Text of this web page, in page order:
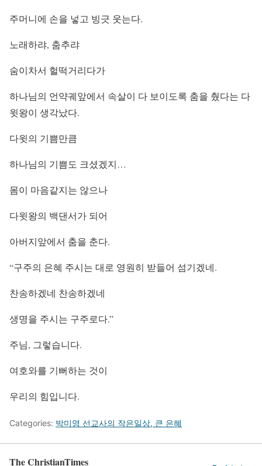
주머니에 손을 넣고 빙긋 웃는다.
노래하랴, 춤추랴
숨이차서 헐떡거리다가
하나님의 언약궤앞에서 속살이 다 보이도록 춤을 췄다는 다
윗왕이 생각났다.
다윗의 기쁨만큼
하나님의 기쁨도 크셨겠지…
몸이 마음같지는 않으나
다윗왕의 백댄서가 되어
아버지앞에서 춤을 춘다.
“구주의 은혜 주시는 대로 영원히 받들어 섬기겠네.
찬송하겠네 찬송하겠네
생명을 주시는 구주로다.”
주님, 그렇습니다.
여호와를 기뻐하는 것이
우리의 힘입니다.
Categories: 박미영 선교사의 작은일상, 큰 은혜
The ChristianTimes